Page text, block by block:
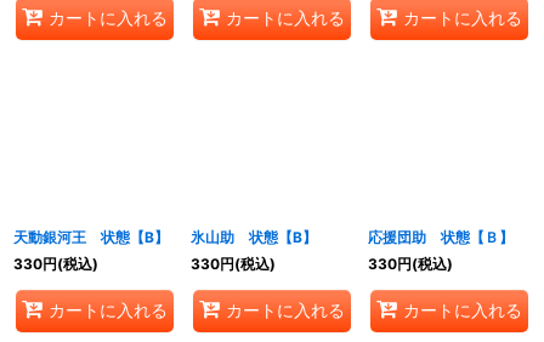
カートに入れる カートに入れる カートに入れる
天動銀河王 状態【B】
330円(税込)
カートに入れる
氷山助 状態【B】
330円(税込)
カートに入れる
応援団助 状態【Ｂ】
330円(税込)
カートに入れる